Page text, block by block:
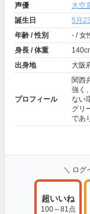
声優
大空
誕生日
5月
年齢 / 性別
- / 女
身長 / 体重
出身地
大阪
プロフィール
関西
強く
ない
グリ
であ
＼ ログ
超いいね
100～81点